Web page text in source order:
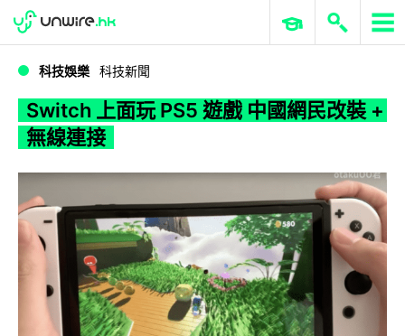
WWDC 2026 ERP 與商業 AI
科技娛樂 科技新聞
Switch 上面玩 PS5 遊戲 中國網民改裝 +
無線連接